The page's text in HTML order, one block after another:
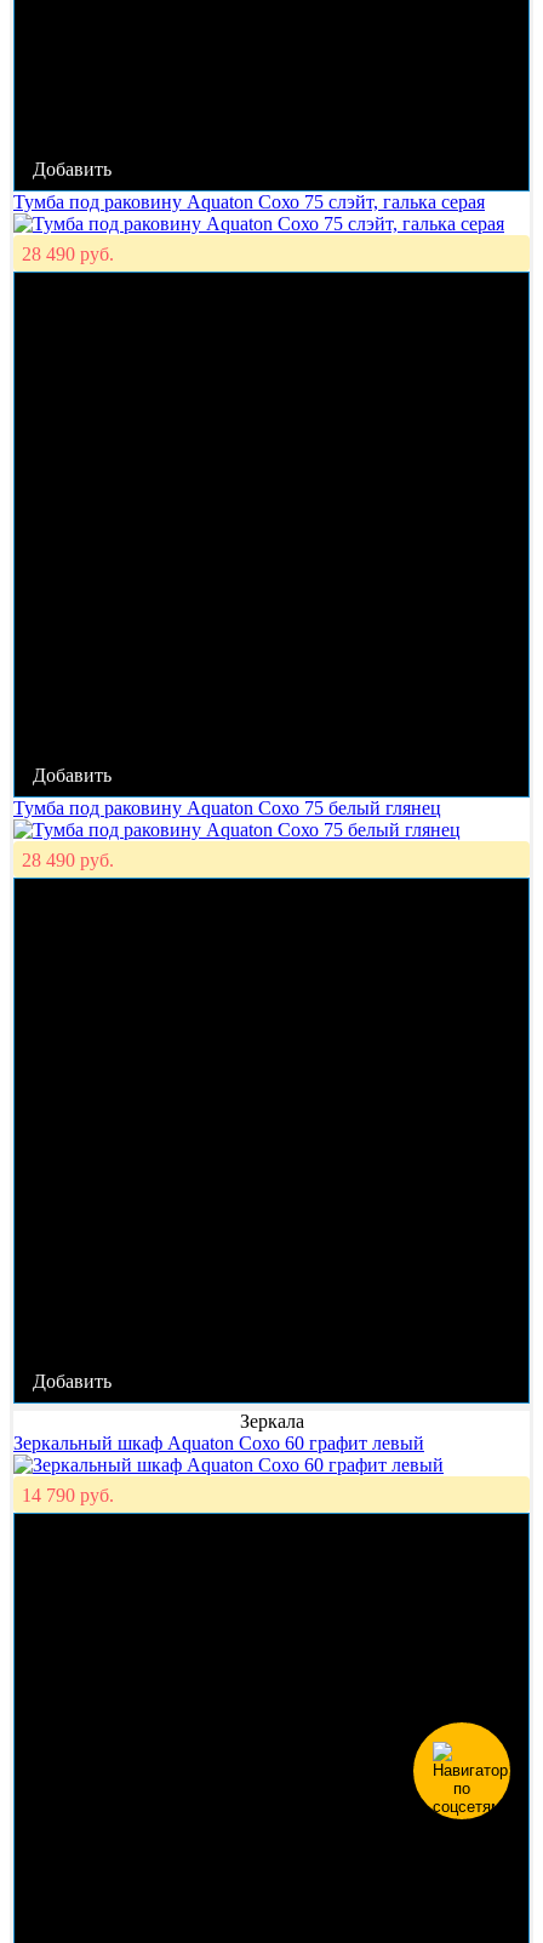
Добавить
Тумба под раковину Aquaton Сохо 75 cлэйт, галька серая
28 490 руб.
Добавить
Тумба под раковину Aquaton Сохо 75 белый глянец
28 490 руб.
Добавить
Зеркала
Зеркальный шкаф Aquaton Сохо 60 графит левый
14 790 руб.